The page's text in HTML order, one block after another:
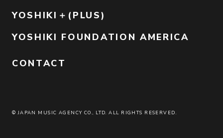
YOSHIKI＋(PLUS)
YOSHIKI FOUNDATION AMERICA
CONTACT
© JAPAN MUSIC AGENCY CO., LTD.ALL RIGHTS RESERVED.